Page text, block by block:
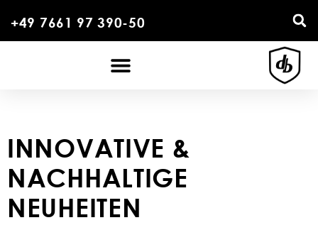
+49 7661 97 390-50
INNOVATIVE &
NACHHALTIGE
NEUHEITEN